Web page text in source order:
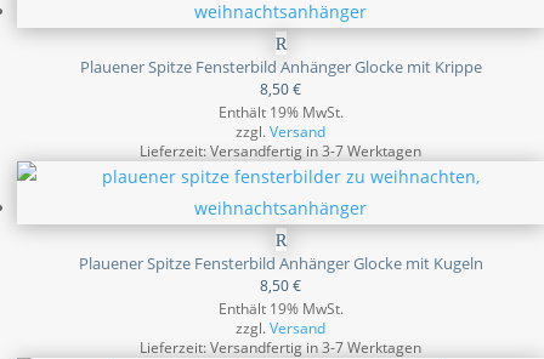
Plauener Spitze Fensterbild Anhänger Glocke mit Krippe
8,50€
Enthält 19% MwSt.
zzgl.Versand
Lieferzeit: Versandfertig in 3-7 Werktagen
Plauener Spitze Fensterbild Anhänger Glocke mit Kugeln
8,50€
Enthält 19% MwSt.
zzgl.Versand
Lieferzeit: Versandfertig in 3-7 Werktagen